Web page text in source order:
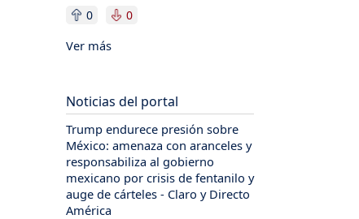
0 0
Ver más
Noticias del portal
Trump endurece presión sobre
México: amenaza con aranceles y
responsabiliza al gobierno
mexicano por crisis de fentanilo y
auge de cárteles - Claro y Directo
América